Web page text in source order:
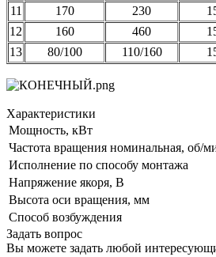
11
170 230
12
160 460
13
80/100 110/160
Характеристики
Мощность, кВт
Частота вращения номинальная, об/
Исполнение по способу монтажа
Напряжение якоря, В
Высота оси вращения, мм
Способ возбуждения
Задать вопрос
Вы можете задать любой